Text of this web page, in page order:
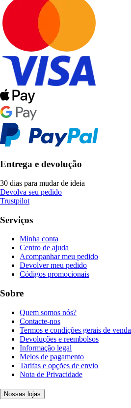
Entrega e devolução
30 dias para mudar de ideia
Devolva seu pedido
Trustpilot
Serviços
Minha conta
Centro de ajuda
Acompanhar meu pedido
Devolver meu pedido
Códigos promocionais
Sobre
Quem somos nós?
Contacte-nos
Termos e condições gerais de venda
Devoluções e reembolsos
Informação legal
Meios de pagamento
Tarifas e opções de envio
Nota de Privacidade
Nossas lojas